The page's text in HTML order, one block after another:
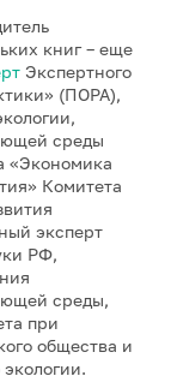
книг – еще
Экспертного
(ПОРА),
среды
«Экономика
Комитета
эксперт
РФ,
среды,
при
общества и